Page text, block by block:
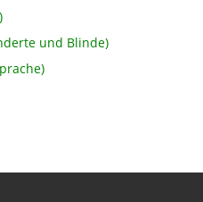
und Blinde)